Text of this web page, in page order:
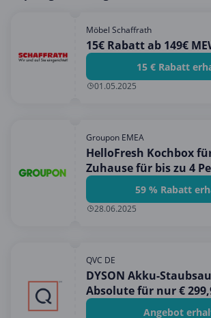
Möbel Schaffrath
15€ Rabatt ab 149€
15 € Rabatt
01.05.2025
Groupon EMEA
HelloFresh Kochbox
Zuhause für bis zu 4
bis zu 5 Mahlzeiten (bis
sparen)
59 % Rabatt
28.06.2025
QVC DE
DYSON Akku-
Absolute für nur €
Angebot